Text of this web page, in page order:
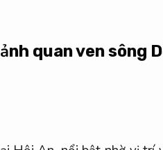
quan ven sông